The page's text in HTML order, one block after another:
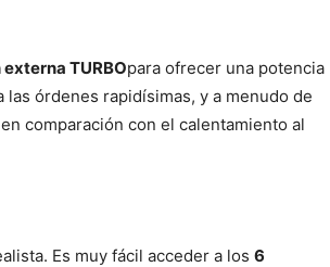
TURBOpara ofrecer una potencia
órdenes rapidísimas, y a menudo de
comparación con el calentamiento al
Es muy fácil acceder a los 6